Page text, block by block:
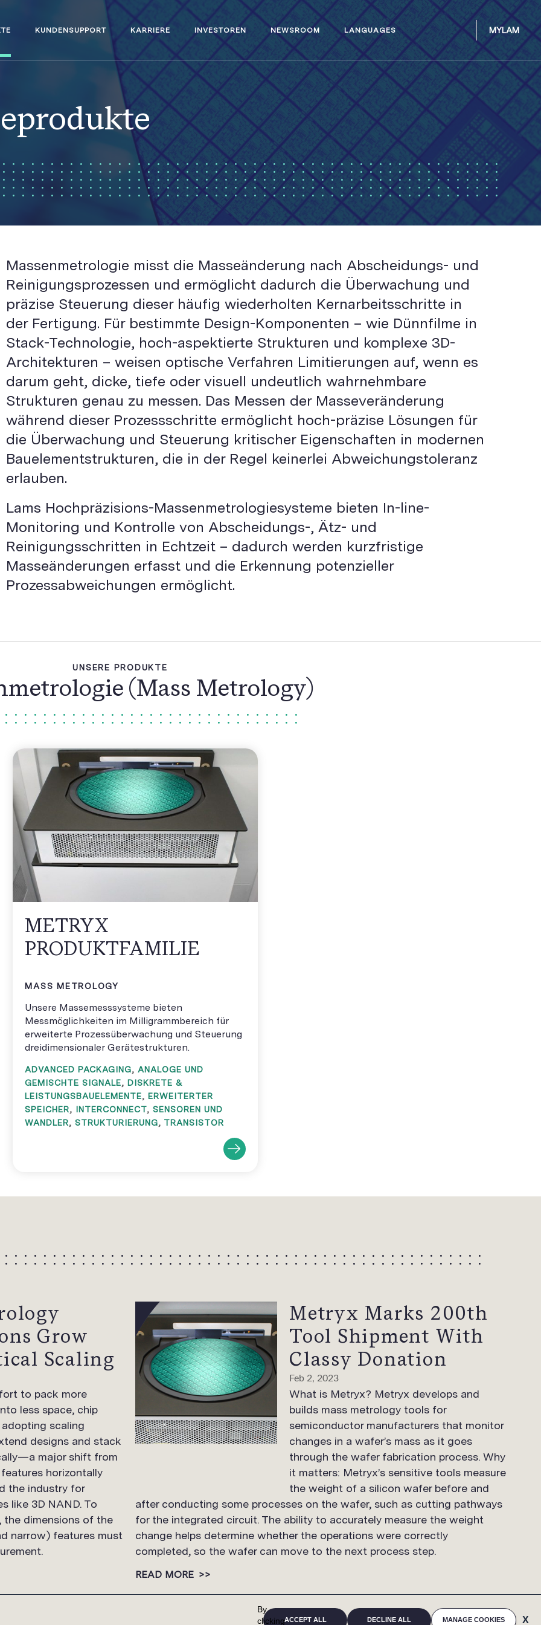
By
clickingACCEPT ALL DECLINE ALL MANAGE COOKIES
KUNDENSUPPORT KARRIERE INVESTOREN NEWSROOM LANGUAGES MYLAM
Massenmetrologie misst die Masseänderung nach Abscheidungs- und
Reinigungsprozessen und ermöglicht dadurch die Überwachung und
präzise Steuerung dieser häufig wiederholten Kernarbeitsschritte in
der Fertigung. Für bestimmte Design-Komponenten – wie Dünnfilme in
Stack-Technologie, hoch-aspektierte Strukturen und komplexe 3D-
Architekturen – weisen optische Verfahren Limitierungen auf, wenn es
darum geht, dicke, tiefe oder visuell undeutlich wahrnehmbare
Strukturen genau zu messen. Das Messen der Masseveränderung
während dieser Prozessschritte ermöglicht hoch-präzise Lösungen für
die Überwachung und Steuerung kritischer Eigenschaften in modernen
Bauelementstrukturen, die in der Regel keinerlei Abweichungstoleranz
erlauben.
Lams Hochpräzisions-Massenmetrologiesysteme bieten In-line-
Monitoring und Kontrolle von Abscheidungs-, Ätz- und
Reinigungsschritten in Echtzeit – dadurch werden kurzfristige
Masseänderungen erfasst und die Erkennung potenzieller
Prozessabweichungen ermöglicht.
(Mass Metrology)
UNSERE PRODUKTE
METRYX
PRODUKTFAMILIE
MASS METROLOGY
Unsere Massemesssysteme bieten
Messmöglichkeiten im Milligrammbereich für
erweiterte Prozessüberwachung und Steuerung
dreidimensionaler Gerätestrukturen.
ADVANCED PACKAGING,ANALOGE UND
GEMISCHTE SIGNALE, DISKRETE &
LEISTUNGSBAUELEMENTE, ERWEITERTER
SPEICHER, INTERCONNECT,SENSOREN UND
WANDLER,STRUKTURIERUNG, TRANSISTOR
Grow
Scaling
to pack more
less space, chip
scaling
designs and stack
major shift from
horizontally
the industry for
like 3D NAND. To
the dimensions of the
narrow) features must
Metryx Marks 200th
Tool Shipment With
Classy Donation
Feb 2, 2023
What is Metryx? Metryx develops and
builds mass metrology tools for
semiconductor manufacturers that monitor
changes in a wafer’s mass as it goes
through the wafer fabrication process. Why
it matters: Metryx’s sensitive tools measure
the weight of a silicon wafer before and
after conducting some processes on the wafer, such as cutting pathways
for the integrated circuit. The ability to accurately measure the weight
change helps determine whether the operations were correctly
completed, so the wafer can move to the next process step.
READ MORE >>